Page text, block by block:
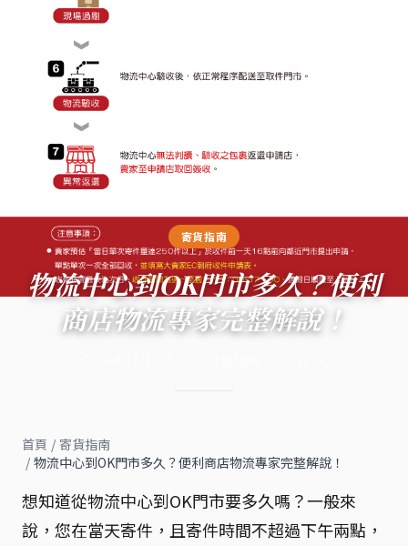
寄貨指南
物流中心到OK門市多久？便利
商店物流專家完整解說！
首頁 / 寄貨指南
/ 物流中心到OK門市多久？便利商店物流專家完整解說！
想知道從物流中心到OK門市要多久嗎？一般來
說，您在當天寄件，且寄件時間不超過下午兩點，